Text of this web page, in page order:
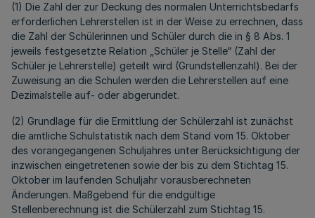
(1) Die Zahl der zur Deckung des normalen Unterrichtsbedarfs
erforderlichen Lehrerstellen ist in der Weise zu errechnen, dass
die Zahl der Schülerinnen und Schüler durch die in § 8 Abs. 1
jeweils festgesetzte Relation „Schüler je Stelle“ (Zahl der
Schüler je Lehrerstelle) geteilt wird (Grundstellenzahl). Bei der
Zuweisung an die Schulen werden die Lehrerstellen auf eine
Dezimalstelle auf- oder abgerundet.
(2) Grundlage für die Ermittlung der Schülerzahl ist zunächst
die amtliche Schulstatistik nach dem Stand vom 15. Oktober
des vorangegangenen Schuljahres unter Berücksichtigung der
inzwischen eingetretenen sowie der bis zu dem Stichtag 15.
Oktober im laufenden Schuljahr vorausberechneten
Änderungen. Maßgebend für die endgültige
Stellenberechnung ist die Schülerzahl zum Stichtag 15.